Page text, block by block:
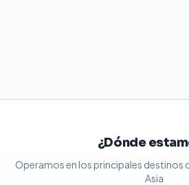
¿Dónde
Operamos en los principales destinos
Asia